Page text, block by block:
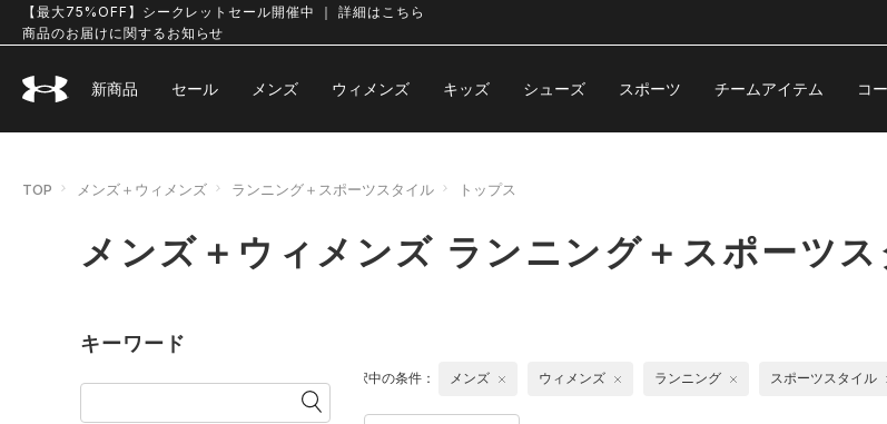
【最大75%OFF】シークレットセール開催中 ｜ 詳細はこちら
商品のお届けに関するお知らせ
新商品 セール メンズ ウィメンズ キッズ シューズ スポーツ チームアイテム コ
TOP メンズ＋ウィメンズ ランニング＋スポーツスタイル トップス
メンズ＋ウィメンズ ランニング＋スポーツ
キーワード
選択中の条件： メンズ ウィメンズ ランニング スポーツスタイル